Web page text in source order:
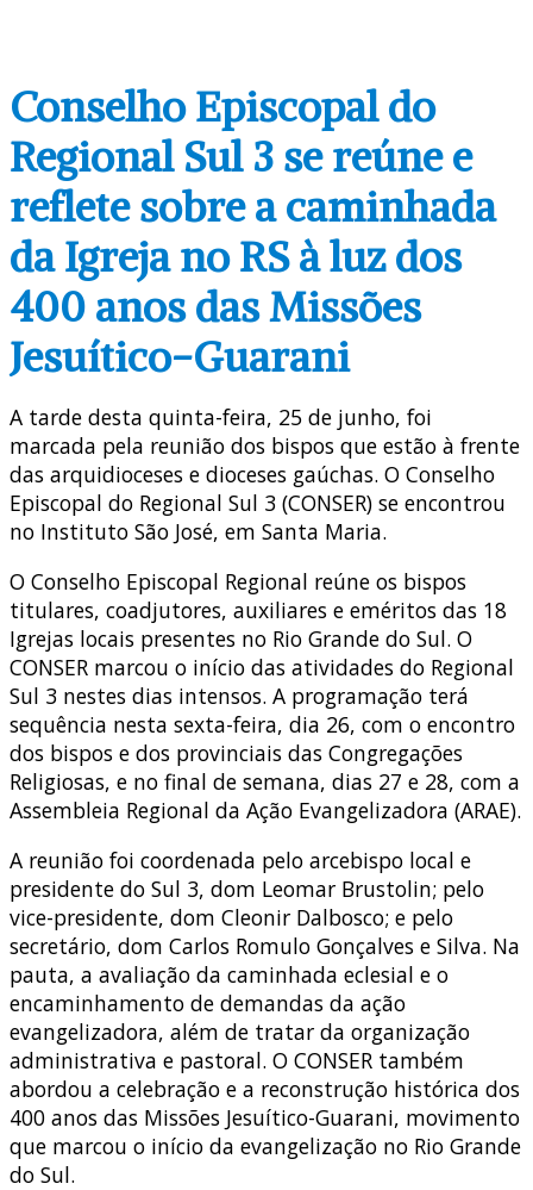
Conselho Episcopal do
Regional Sul 3 se reúne e
reflete sobre a caminhada
da Igreja no RS à luz dos
400 anos das Missões
Jesuítico-Guarani
A tarde desta quinta-feira, 25 de junho, foi
marcada pela reunião dos bispos que estão à frente
das arquidioceses e dioceses gaúchas. O Conselho
Episcopal do Regional Sul 3 (CONSER) se encontrou
no Instituto São José, em Santa Maria.
O Conselho Episcopal Regional reúne os bispos
titulares, coadjutores, auxiliares e eméritos das 18
Igrejas locais presentes no Rio Grande do Sul. O
CONSER marcou o início das atividades do Regional
Sul 3 nestes dias intensos. A programação terá
sequência nesta sexta-feira, dia 26, com o encontro
dos bispos e dos provinciais das Congregações
Religiosas, e no final de semana, dias 27 e 28, com a
Assembleia Regional da Ação Evangelizadora (ARAE).
A reunião foi coordenada pelo arcebispo local e
presidente do Sul 3, dom Leomar Brustolin; pelo
vice-presidente, dom Cleonir Dalbosco; e pelo
secretário, dom Carlos Romulo Gonçalves e Silva. Na
pauta, a avaliação da caminhada eclesial e o
encaminhamento de demandas da ação
evangelizadora, além de tratar da organização
administrativa e pastoral. O CONSER também
abordou a celebração e a reconstrução histórica dos
400 anos das Missões Jesuítico-Guarani, movimento
que marcou o início da evangelização no Rio Grande
do Sul.